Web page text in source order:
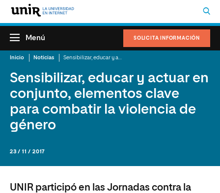
SOLICITA INFORMACIÓN
Menú
Inicio Noticias
Sensibilizar, educar y actuar en
conjunto, elementos clave
para combatir la violencia de
género
23 / 11 / 2017
UNIR participó en las Jornadas contra la